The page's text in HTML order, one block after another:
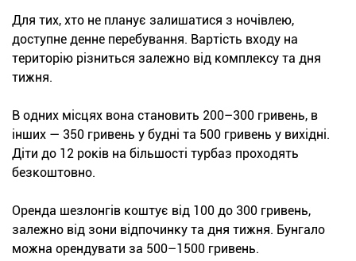
Для тих, хто не планує залишатися з ночівлею,
доступне денне перебування. Вартість входу на
територію різниться залежно від комплексу та дня
тижня.
В одних місцях вона становить 200–300 гривень, в
інших — 350 гривень у будні та 500 гривень у вихідні.
Діти до 12 років на більшості турбаз проходять
безкоштовно.
Оренда шезлонгів коштує від 100 до 300 гривень,
залежно від зони відпочинку та дня тижня. Бунгало
можна орендувати за 500–1500 гривень.